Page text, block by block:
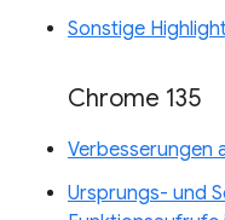
Sonstige
Chrome 135
Verbesserungen
Ursprungs- und